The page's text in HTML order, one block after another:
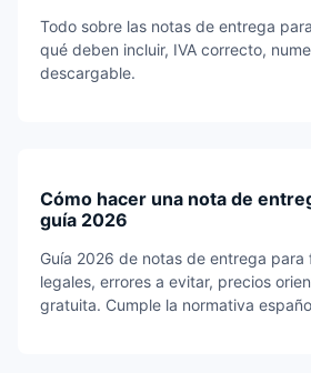
Todo sobre las notas de entrega
qué deben incluir, IVA correcto,
descargable.
Cómo hacer una nota de
guía 2026
Guía 2026 de notas de entrega para
legales, errores a evitar, precios
gratuita. Cumple la normativa